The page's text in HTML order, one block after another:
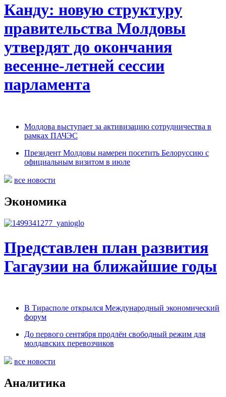
Канду: новую структуру
правительства Молдовы
утвердят до окончания
весенне-летней сессии
парламента
Молдова выступает за активизацию сотрудничества в
рамках ПАЧЭС
Президент Молдовы намерен посетить Белоруссию с
официальным визитом в июле
все новости
Экономика
Представлен план развития
Гагаузии на ближайшие годы
В Тирасполе открылся Международный экономический
форум
До первого сентября продлён свободный режим для
молдавских перевозчиков
все новости
Аналитика